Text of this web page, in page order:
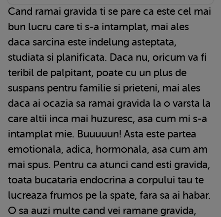
Cand ramai gravida ti se pare ca este cel mai
bun lucru care ti s-a intamplat, mai ales
daca sarcina este indelung asteptata,
studiata si planificata. Daca nu, oricum va fi
teribil de palpitant, poate cu un plus de
suspans pentru familie si prieteni, mai ales
daca ai ocazia sa ramai gravida la o varsta la
care altii inca mai huzuresc, asa cum mi s-a
intamplat mie. Buuuuun! Asta este partea
emotionala, adica, hormonala, asa cum am
mai spus. Pentru ca atunci cand esti gravida,
toata bucataria endocrina a corpului tau te
lucreaza frumos pe la spate, fara sa ai habar.
O sa auzi multe cand vei ramane gravida,